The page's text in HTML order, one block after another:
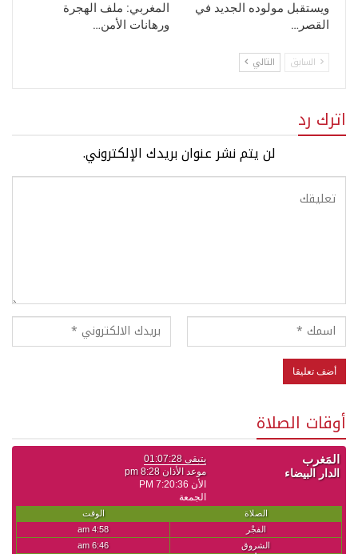
ويستقبل مولوده الجديد في
القصر…
المغربي: ملف الهجرة
ورهانات الأمن…
السابق التالي
اترك رد
لن يتم نشر عنوان بريدك الإلكتروني.
أوقات الصلاة